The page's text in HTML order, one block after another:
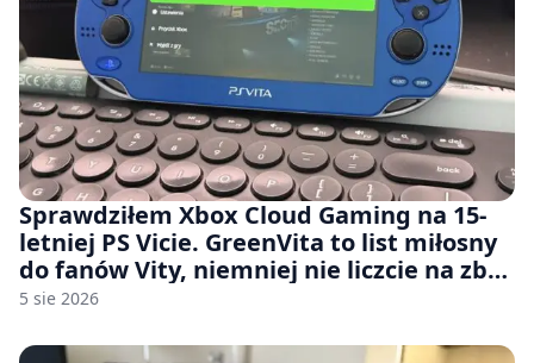
Sprawdziłem Xbox Cloud Gaming na 15-
letniej PS Vicie. GreenVita to list miłosny
do fanów Vity, niemniej nie liczcie na zbyt
wiele [FELIETON]
5 sie 2026